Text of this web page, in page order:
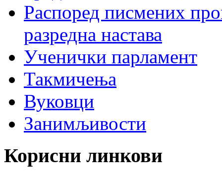
Распоред писмених
разредна настава
Ученички парламент
Такмичења
Вуковци
Занимљивости
Корисни линкови